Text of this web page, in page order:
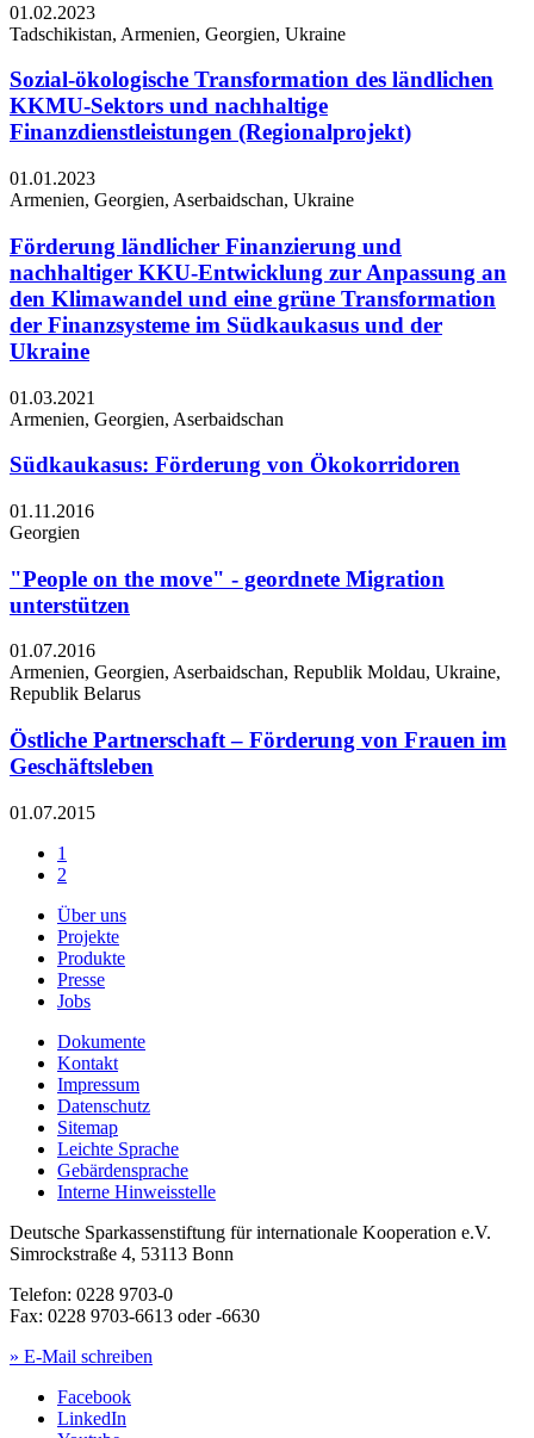
01.02.2023
Tadschikistan, Armenien, Georgien, Ukraine
Sozial-ökologische Transformation des ländlichen
KKMU-Sektors und nachhaltige
Finanzdienstleistungen (Regionalprojekt)
01.01.2023
Armenien, Georgien, Aserbaidschan, Ukraine
Förderung ländlicher Finanzierung und
nachhaltiger KKU-Entwicklung zur Anpassung an
den Klimawandel und eine grüne Transformation
der Finanzsysteme im Südkaukasus und der
Ukraine
01.03.2021
Armenien, Georgien, Aserbaidschan
Südkaukasus: Förderung von Ökokorridoren
01.11.2016
Georgien
"People on the move" - geordnete Migration
unterstützen
01.07.2016
Armenien, Georgien, Aserbaidschan, Republik Moldau, Ukraine,
Republik Belarus
Östliche Partnerschaft – Förderung von Frauen im
Geschäftsleben
01.07.2015
1
2
Über uns
Projekte
Produkte
Presse
Jobs
Dokumente
Kontakt
Impressum
Datenschutz
Sitemap
Leichte Sprache
Gebärdensprache
Interne Hinweisstelle
Deutsche Sparkassenstiftung für internationale Kooperation e.V.
Simrockstraße 4, 53113 Bonn
Telefon: 0228 9703-0
Fax: 0228 9703-6613 oder -6630
» E-Mail schreiben
Facebook
LinkedIn